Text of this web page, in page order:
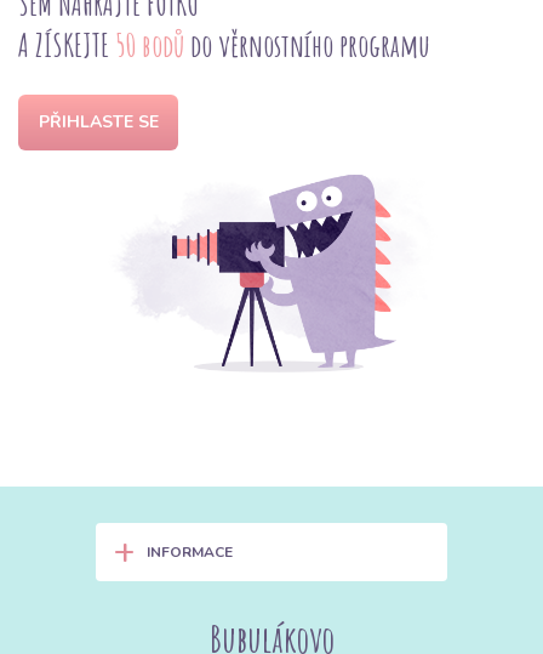
A ZÍSKEJTE 50 bodů do věrnostního programu
PŘIHLASTE SE
+ INFORMACE
Bubulákovo